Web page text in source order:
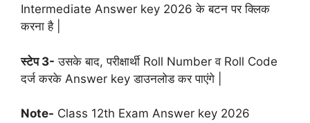
Intermediate Answer key 2026 के बटन पर क्लिक
करना है |
स्टेप 3- उसके बाद, परीक्षार्थी Roll Number व Roll Code
दर्ज करके Answer key डाउनलोड कर पाएंगे |
Note- Class 12th Exam Answer key 2026